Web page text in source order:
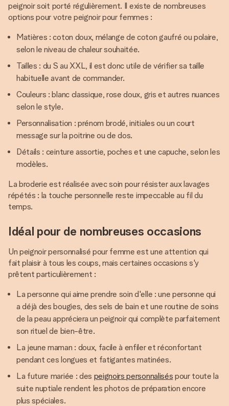
peignoir soit porté régulièrement. Il existe de nombreuses
options pour votre peignoir pour femmes :
Matières : coton doux, mélange de coton gaufré ou polaire,
selon le niveau de chaleur souhaitée.
Tailles : du S au XXL, il est donc utile de vérifier sa taille
habituelle avant de commander.
Couleurs : blanc classique, rose doux, gris et autres nuances
selon le style.
Personnalisation : prénom brodé, initiales ou un court
message sur la poitrine ou de dos.
Détails : ceinture assortie, poches et une capuche, selon les
modèles.
La broderie est réalisée avec soin pour résister aux lavages
répétés : la touche personnelle reste impeccable au fil du
temps.
Idéal pour de nombreuses occasions
Un peignoir personnalisé pour femme est une attention qui
fait plaisir à tous les coups, mais certaines occasions s'y
prêtent particulièrement :
La personne qui aime prendre soin d'elle : une personne qui
a déjà des bougies, des sels de bain et une routine de soins
de la peau appréciera un peignoir qui complète parfaitement
son rituel de bien-être.
La jeune maman : doux, facile à enfiler et réconfortant
pendant ces longues et fatigantes matinées.
La future mariée : des peignoirs personnalisés pour toute la
suite nuptiale rendent les photos de préparation encore
plus spéciales.